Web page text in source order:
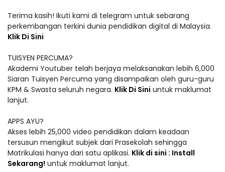
Terima kasih! Ikuti kami di telegram untuk sebarang
perkembangan terkini dunia pendidikan digital di Malaysia.
Klik Di Sini
TUISYEN PERCUMA?
Akademi Youtuber telah berjaya melaksanakan lebih 6,000
Siaran Tuisyen Percuma yang disampaikan oleh guru-guru
KPM & Swasta seluruh negara. Klik Di Sini untuk maklumat
lanjut.
APPS AYU?
Akses lebih 25,000 video pendidikan dalam keadaan
tersusun mengikut subjek dari Prasekolah sehingga
Matrikulasi hanya dari satu aplikasi. Klik di sini : Install
Sekarang! untuk maklumat lanjut.